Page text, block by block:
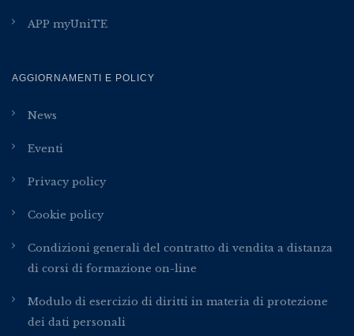
APP myUniTE
AGGIORNAMENTI E POLICY
News
Eventi
Privacy policy
Cookie policy
Condizioni generali del contratto di vendita a distanza
di corsi di formazione on-line
Modulo di esercizio di diritti in materia di protezione
dei dati personali